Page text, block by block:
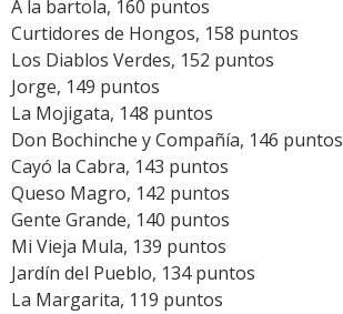
A la bartola, 160 puntos
Curtidores de Hongos, 158 puntos
Los Diablos Verdes, 152 puntos
Jorge, 149 puntos
La Mojigata, 148 puntos
Don Bochinche y Compañía, 146 puntos
Cayó la Cabra, 143 puntos
Queso Magro, 142 puntos
Gente Grande, 140 puntos
Mi Vieja Mula, 139 puntos
Jardín del Pueblo, 134 puntos
La Margarita, 119 puntos